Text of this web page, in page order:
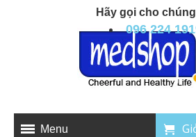
Menu
Hãy gọi cho
096 224